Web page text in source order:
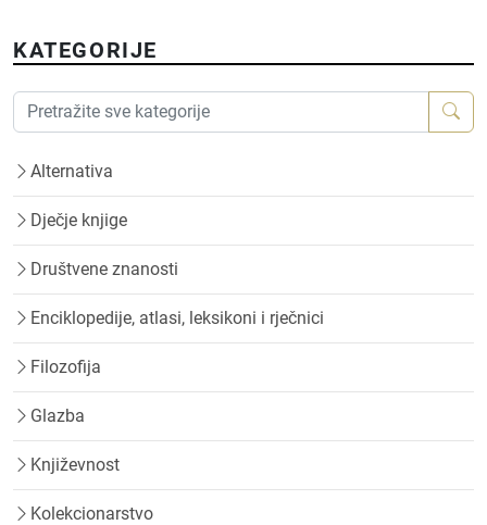
KATEGORIJE
Alternativa
Dječje knjige
Društvene znanosti
Enciklopedije, atlasi, leksikoni i rječnici
Filozofija
Glazba
Književnost
Kolekcionarstvo